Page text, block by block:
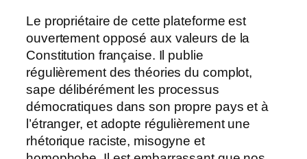
Le propriétaire de cette plateforme est
ouvertement opposé aux valeurs de la
Constitution française. Il publie
régulièrement des théories du complot,
sape délibérément les processus
démocratiques dans son propre pays et à
l’étranger, et adopte régulièrement une
rhétorique raciste, misogyne et